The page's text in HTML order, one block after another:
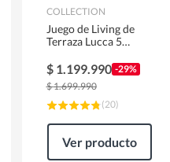
COLLECTION
Juego de Living de
Terraza Lucca 5
$ 1.199.990 -29%
$1.699.990
(20)
Ver producto